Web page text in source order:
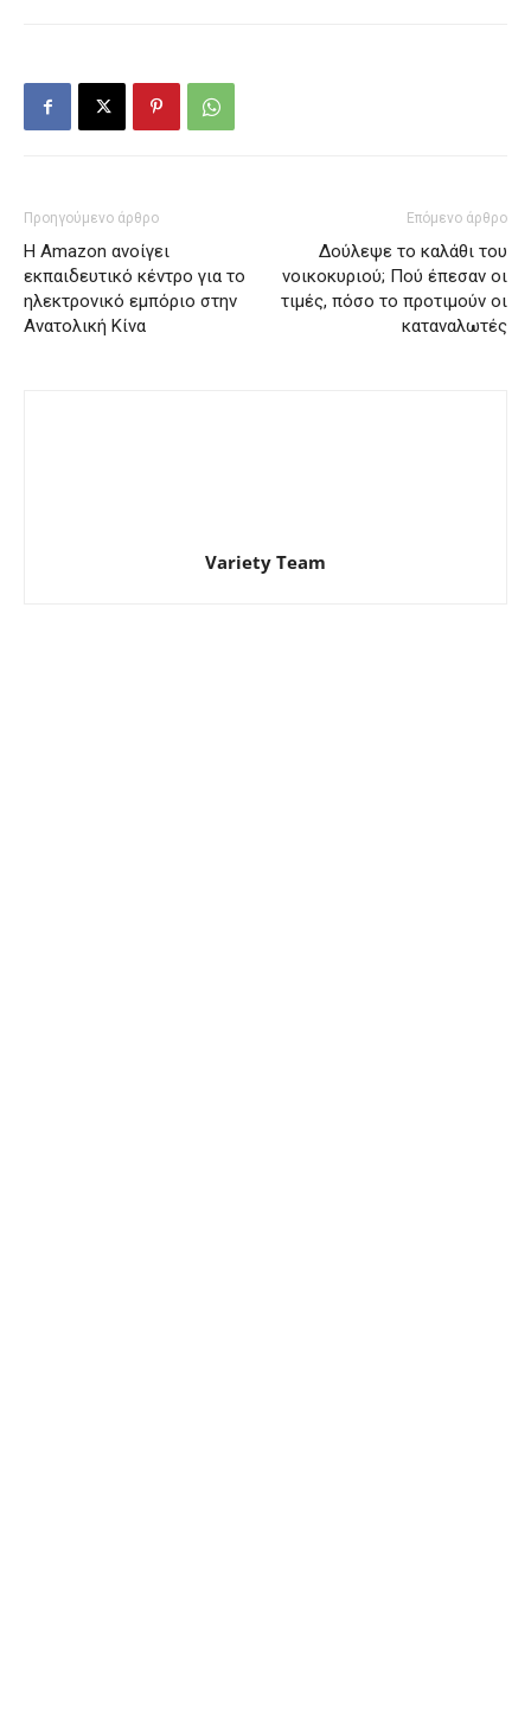
Προηγούμενο άρθρο
Η Amazon ανοίγει
εκπαιδευτικό κέντρο για το
ηλεκτρονικό εμπόριο στην
Ανατολική Κίνα
Επόμενο άρθρο
Δούλεψε το καλάθι του
νοικοκυριού; Πού έπεσαν οι
τιμές, πόσο το προτιμούν οι
καταναλωτές
Variety Team